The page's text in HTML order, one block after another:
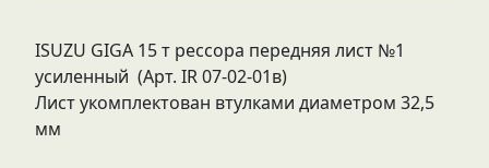
ISUZU GIGA 15 т рессора передняя лист №1
усиленный (Арт. IR 07-02-01в)
Лист укомплектован втулками диаметром 32,5
мм